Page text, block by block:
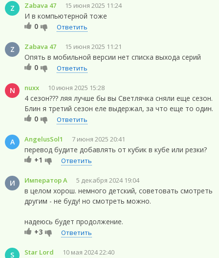
Z Zabava 47 15 июня 2025 11:24
И в компьютерной тоже
0
Ответить
Z Zabava 47 15 июня 2025 11:21
Опять в мобильной версии нет списка выхода серий
0
Ответить
N nuxx 10 июня 2025 15:28
4 сезон??? ляя лучше бы вы Светлячка сняли еще сезон.
Блин я третий сезон еле выдержал, за что еще то один.
0
Ответить
A AngelusSol1 7 июня 2025 20:41
перевод будите добавлять от кубик в кубе или резки?
+1
Ответить
И Император А 5 декабря 2024 19:04
в целом хорош. немного детский, советовать смотреть
другим - не буду! но смотреть можно.
надеюсь будет продолжение.
+3
Ответить
S Star Lord 10 мая 2024 22:40